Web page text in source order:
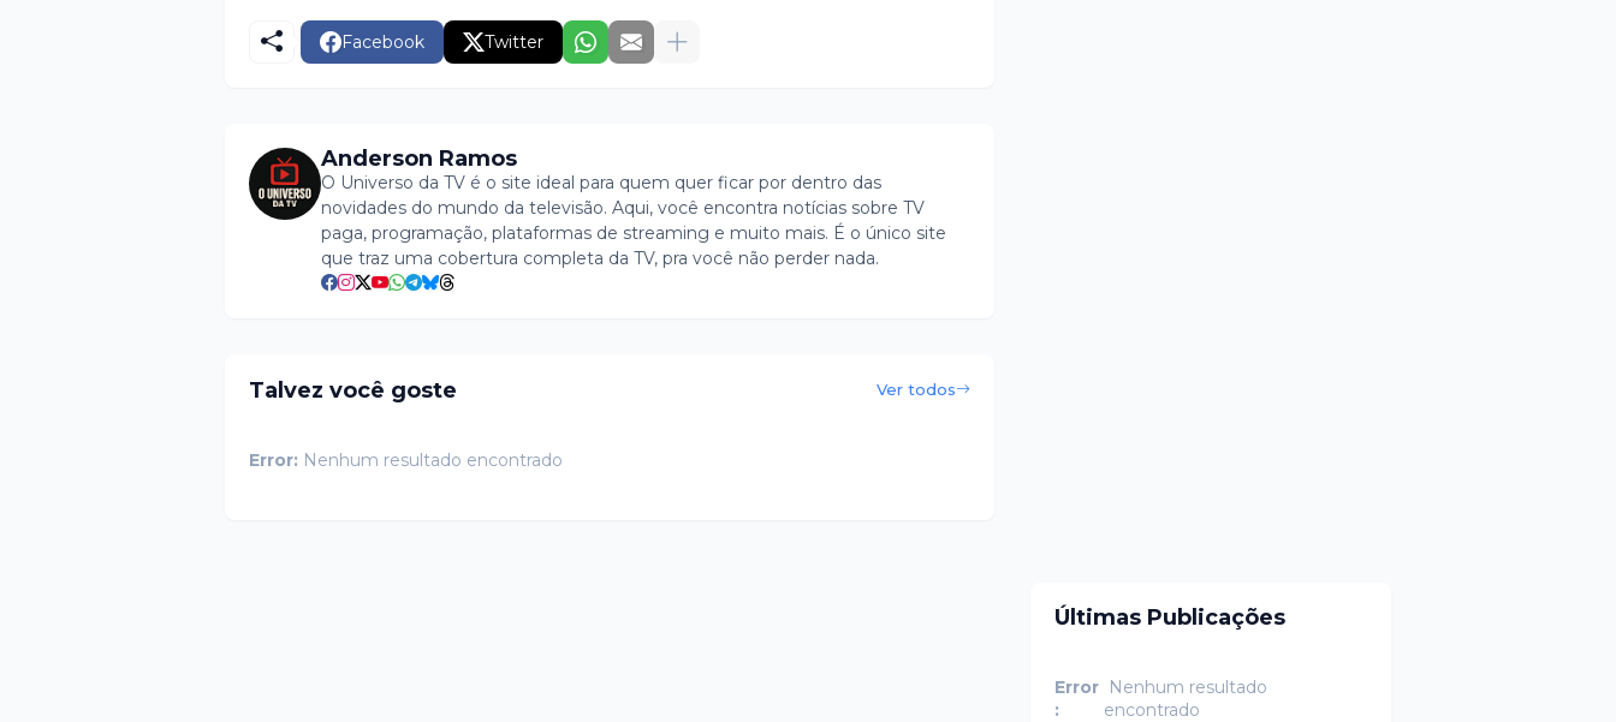
Facebook Twitter
Anderson Ramos
O Universo da TV é o site ideal para quem quer ficar por dentro das
novidades do mundo da televisão. Aqui, você encontra notícias sobre TV
paga, programação, plataformas de streaming e muito mais. É o único site
que traz uma cobertura completa da TV, pra você não perder nada.
Talvez você goste Ver todos
Error: Nenhum resultado encontrado
Últimas Publicações
Error
:
Nenhum resultado
encontrado